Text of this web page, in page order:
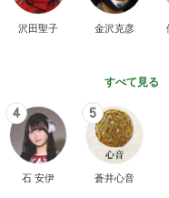
沢田聖子 金沢克彦
すべて見る
4
石 安伊
5
蒼井心音